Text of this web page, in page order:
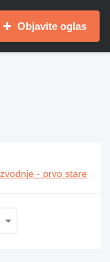
Objavite oglas
- prvo stare